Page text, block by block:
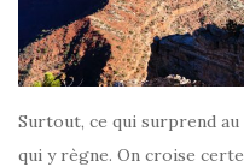
Surtout, ce qui surprend
qui y règne. On croise